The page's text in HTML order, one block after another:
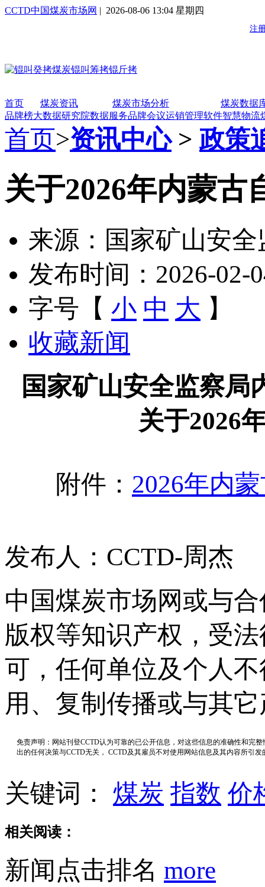
CCTD中国煤炭市场网 | 2026-08-06 13:04 星期四
首页 煤炭资讯 煤炭市场分析
煤炭数据
品牌榜大数据研究院数据服务品牌会议运销管理软件智慧物流
首页>资讯中心>政策
关于2026年内蒙古
来源：国家矿山安
发布时间：2026-02-
字号【 小 中 大 】
收藏新闻
国家矿山安全监察局
关于2026
附件： 2026年内
发布人：CCTD-周杰
中国煤炭市场网或与
版权等知识产权，受
可，任何单位及个人
用、复制传播或与其
免责声明：网站刊登CCTD认为可靠的已公开信息，对这些信息的准确性和完
出的任何决策与CCTD无关， CCTD及其雇员不对使用网站信息及其内容所引
关键词： 煤炭 指数 价
相关阅读：
新闻点击排名 more